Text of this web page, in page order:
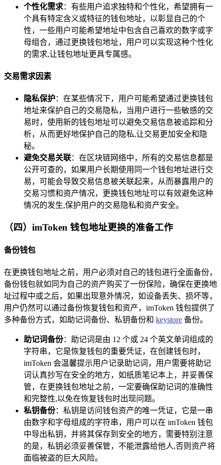
个性化需求：有些用户追求独特和个性化，希望拥有一
个具有特定含义或特征的钱包地址，以彰显自己的个
性，一些用户可能希望地址中包含自己喜欢的数字或字
母组合，通过更换钱包地址，用户可以实现这种个性化
的需求,让钱包地址更具专属感。
交易需求因素
隐私保护：在某些情况下，用户可能希望通过更换钱包
地址来保护自己的交易隐私，当用户进行一些敏感的交
易时，使用新的钱包地址可以避免交易信息被追踪和分
析，从而更好地保护自己的隐私,让交易更加安全和隐
秘。
避免交易关联：在区块链网络中，所有的交易信息都是
公开可查的，如果用户长期使用同一个钱包地址进行交
易，可能会导致交易信息被关联起来，从而暴露用户的
交易习惯和资产情况，更换钱包地址可以有效避免这种
情况的发生,保护用户的交易隐私和资产安全。
（四）imToken 钱包地址更换的准备工作
备份钱包
在更换钱包地址之前，用户必须对自己的钱包进行全面备份，
备份钱包就如同为自己的资产购买了一份保险，确保在更换地
址过程中或之后，如果出现意外情况，如设备丢失、损坏等，
用户仍然可以通过备份恢复钱包和资产，imToken 钱包提供了
多种备份方式，如助记词备份、私钥备份和 keystore 备份。
助记词备份：助记词是由 12 个或 24 个英文单词组成的
字符串，它是恢复钱包的重要凭证，在创建钱包时，
imToken 会温馨提示用户记录助记词，用户需要将助记
词认真抄写在安全的地方，如纸质笔记本上，并妥善保
管，在更换钱包地址之前，一定要确保助记词的准确性
和完整性,以免在恢复钱包时出现问题。
私钥备份：私钥是访问钱包资产的唯一凭证，它是一串
由数字和字母组成的字符串，用户可以在 imToken 钱包
中导出私钥，并将其保存到安全的地方，需要特别注意
的是，私钥必须妥善保管，不能泄露给他人,否则资产将
面临被盗的巨大风险。